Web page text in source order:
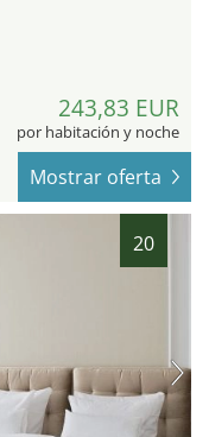
243,83 EUR
por habitación y noche
Mostrar oferta
20